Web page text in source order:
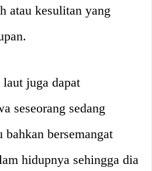
atau kesulitan yang
juga dapat
seseorang sedang
bahkan bersemangat
hidupnya sehingga dia